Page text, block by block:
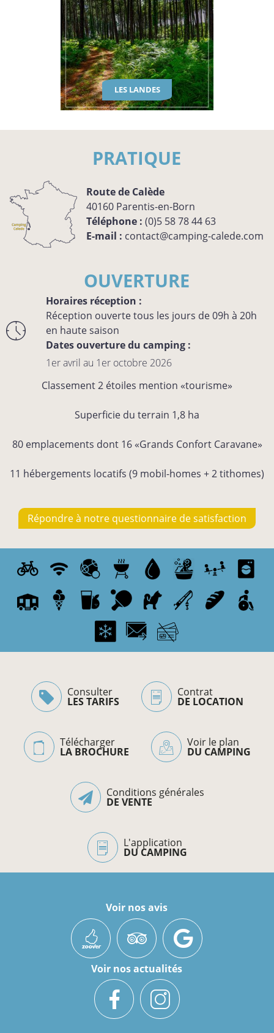
LES LANDES
PRATIQUE
Route de Calède
40160 Parentis-en-Born
Téléphone :(0)5 58 78 44 63
E-mail : contact@camping-calede.com
OUVERTURE
Horaires réception :
Réception ouverte tous les jours de 09h à 20h
en haute saison
Dates ouverture du camping :
1er avril au 1er octobre 2026
Classement 2 étoiles mention «tourisme»
Superficie du terrain 1,8 ha
80 emplacements dont 16 «Grands Confort Caravane»
11 hébergements locatifs (9 mobil-homes + 2 tithomes)
Répondre à notre questionnaire de satisfaction
Consulter
LES TARIFS
Contrat
DE LOCATION
Télécharger
LA BROCHURE
Voir le plan
DU CAMPING
Conditions générales
DE VENTE
L'application
DU CAMPING
Voir nos avis
Voir nos actualités